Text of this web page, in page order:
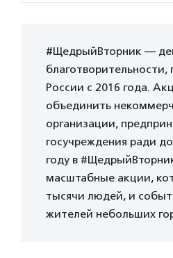
#ЩедрыйВторник —
благотворительности,
России с 2016 года.
объединить
организации,
госучреждения ради
году в
масштабные акции,
тысячи людей, и
жителей небольших